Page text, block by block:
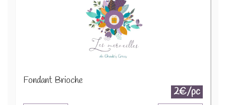
Fondant Brioche
2€/pc